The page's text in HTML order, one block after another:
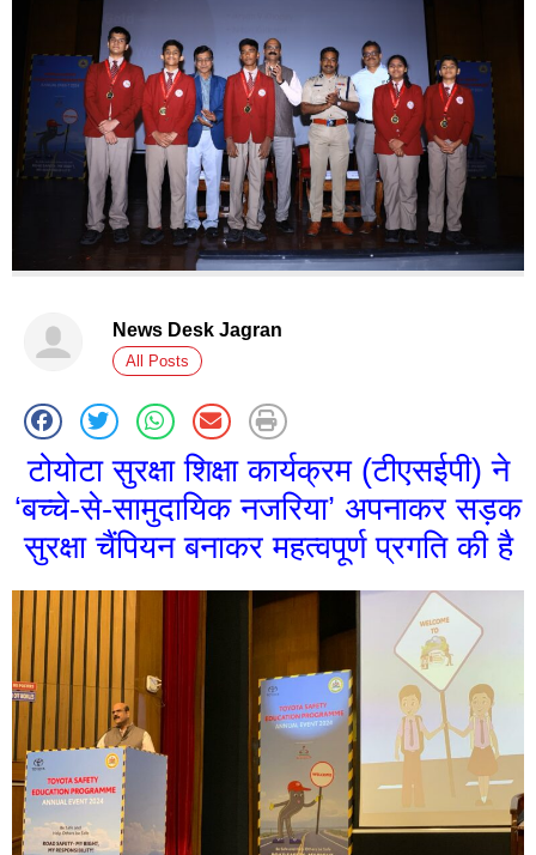
News Desk Jagran
All Posts
टोयोटा सुरक्षा शिक्षा कार्यक्रम (टीएसईपी) ने
‘बच्चे-से-सामुदायिक नजरिया’ अपनाकर सड़क
सुरक्षा चैंपियन बनाकर महत्वपूर्ण प्रगति की है